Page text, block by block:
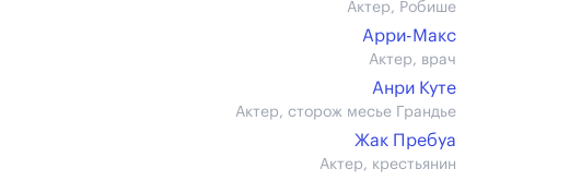
Актер, Робише
Арри-Макс
Актер, врач
Анри Куте
Актер, сторож месье Грандье
Жак Пребуа
Актер, крестьянин